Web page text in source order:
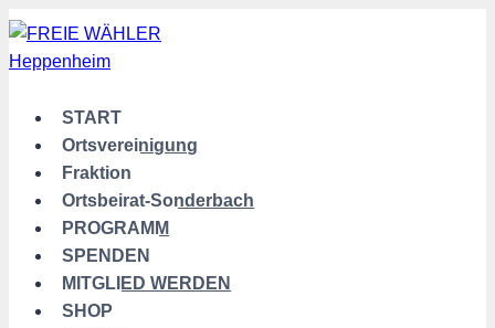
Zum
springen
START
Ortsvereinigung
Fraktion
Ortsbeirat-Sonderbach
PROGRAMM
SPENDEN
MITGLIED WERDEN
SHOP